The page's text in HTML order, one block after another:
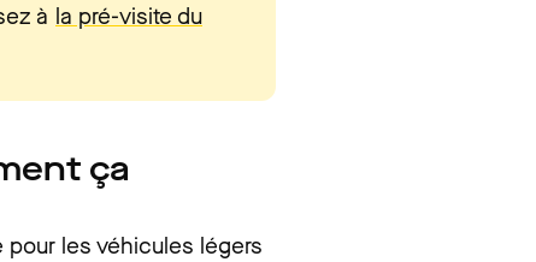
à la pré-visite du
ça
les véhicules légers